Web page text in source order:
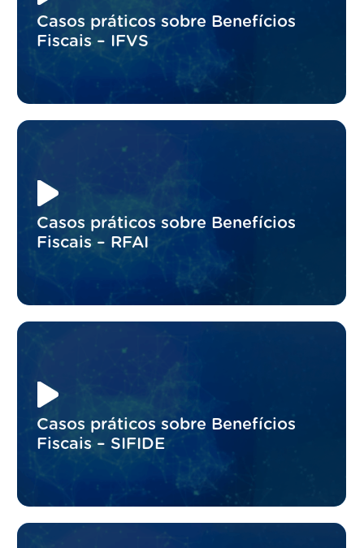
Casos práticos sobre Benefícios
Fiscais – IFVS
Casos práticos sobre Benefícios
Fiscais – RFAI
Casos práticos sobre Benefícios
Fiscais – SIFIDE